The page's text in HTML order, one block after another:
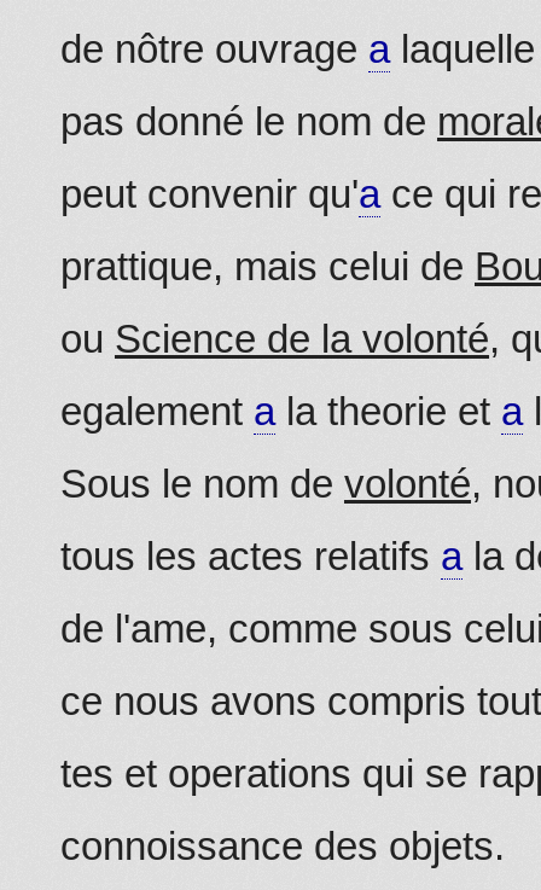
de nôtre ouvrage alaquelle
pas donné le nom de
peut convenir qu'ace qui
prattique, mais celui de
ou Science de la volonté,
egalement ala theorie et a
Sous le nom de volonté,
tous les actes relatifs ala
de l'ame, comme sous
ce nous avons compris
tes et operations qui se
connoissance des objets.